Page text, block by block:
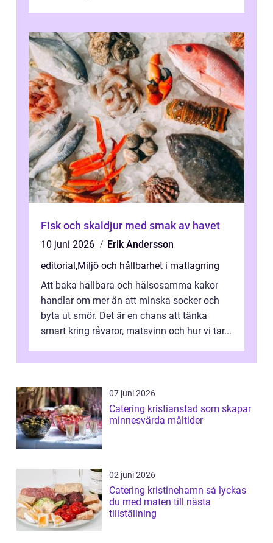
Fisk och skaldjur med smak av havet
10 juni 2026
Erik Andersson
editorial ,Miljö och hållbarhet i matlagning
Att baka hållbara och hälsosamma kakor
handlar om mer än att minska socker och
byta ut smör. Det är en chans att tänka
smart kring råvaror, matsvinn och hur vi tar...
07 juni 2026
Catering kristianstad som skapar
minnesvärda måltider
02 juni 2026
Catering kristinehamn så lyckas
du med maten till nästa
tillställning